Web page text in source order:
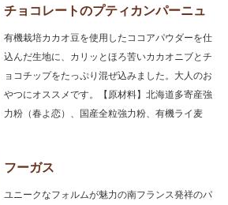
チョコレートのプティカンパーニュ
有機栽培カカオ豆を使用したココアパウダーを仕
込んだ生地に、カリッとほろ苦いカカオニブとチ
ョコチップをたっぷり混ぜ込みました。大人のお
やつにオススメです。【原材料】北海道多寄産強
力粉（春よ恋）、国産全粒強力粉、有機ライ麦
フーガス
ユニークなフォルムが魅力の南フランス発祥のパ